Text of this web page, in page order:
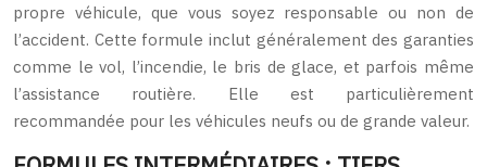
propre véhicule, que vous soyez responsable ou non de
l’accident. Cette formule inclut généralement des garanties
comme le vol, l’incendie, le bris de glace, et parfois même
l’assistance routière. Elle est particulièrement
recommandée pour les véhicules neufs ou de grande valeur.